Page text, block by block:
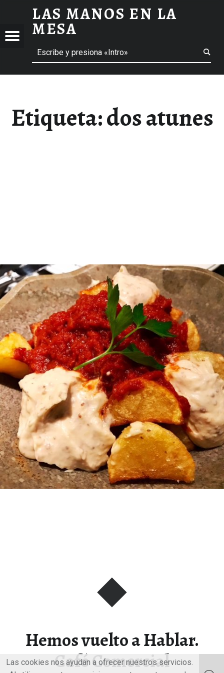
DOS ATUNES ARCHIVOS - LAS MANOS EN LA MESA
LAS MANOS EN LA
MESA
Menú Buscar
Etiqueta:dos atunes
Hemos vuelto a Hablar.
Café Comercial
Las cookies nos ayudan a ofrecer nuestros servicios.